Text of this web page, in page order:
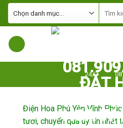
Skip
24/7
Điện Hoa Phú Yên Vĩnh
tươi, chuyển quà uy tín nhất